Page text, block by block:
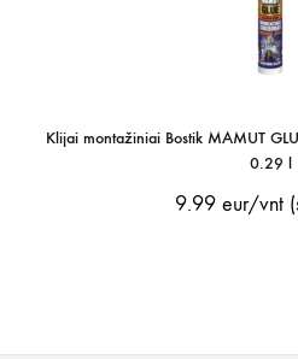
Klijai montažiniai Bostik MAMUT
0.29 l
9.99 eur/vnt